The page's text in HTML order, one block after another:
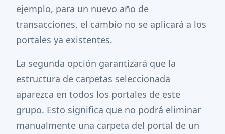
ejemplo, para un nuevo año de
transacciones, el cambio no se aplicará a los
portales ya existentes.
La segunda opción garantizará que la
estructura de carpetas seleccionada
aparezca en todos los portales de este
grupo. Esto significa que no podrá eliminar
manualmente una carpeta del portal de un